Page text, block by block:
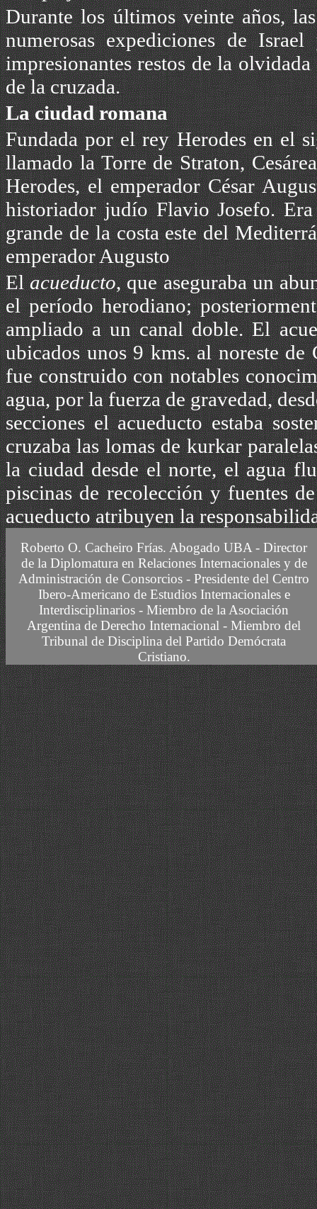
Durante los últimos veinte años,
numerosas expediciones de
impresionantes restos de la
de la cruzada.
La ciudad romana
Fundada por el rey Herodes en el
llamado la Torre de Straton,
Herodes, el emperador César
historiador judío Flavio Josefo.
grande de la costa este del
emperador Augusto
Elacueducto, que aseguraba un
el período herodiano;
ampliado a un canal doble. El
ubicados unos 9 kms. al noreste de
fue construido con notables
agua, por la fuerza de gravedad,
secciones el acueducto estaba
cruzaba las lomas de kurkar
la ciudad desde el norte, el agua
piscinas de recolección y fuentes
acueducto atribuyen la
Roberto O. Cacheiro Frías. Abogado UBA - Director
de la Diplomatura en Relaciones Internacionales y de
Administración de Consorcios - Presidente del Centro
Ibero-Americano de Estudios Internacionales e
Interdisciplinarios - Miembro de la Asociación
Argentina de Derecho Internacional - Miembro del
Tribunal de Disciplina del Partido Demócrata
Cristiano.